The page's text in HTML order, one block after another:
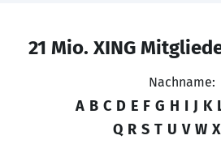
21 Mio. XING
Nachname:
A B C D E F G H I J K
Q R S T U V W X